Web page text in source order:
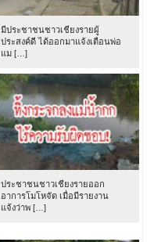
มีประชาชนชาวเชียงรายผู้
ประสงค์ดี ได้ออกมาแจ้งเตือนพ่อ
แม […]
ประชาชนชาวเชียงรายออก
อาการโมโหจัด เมื่อมีรายงาน
แจ้งว่าพ […]